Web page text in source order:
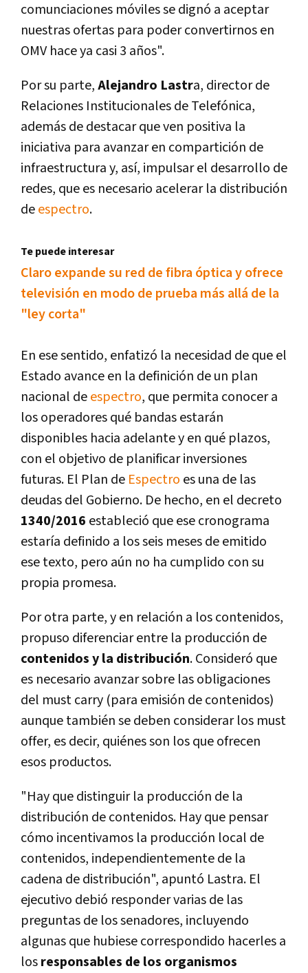
comunciaciones móviles se dignó a aceptar
nuestras ofertas para poder convertirnos en
OMV hace ya casi 3 años".
Por su parte,Alejandro Lastra, director de
Relaciones Institucionales de Telefónica,
además de destacar que ven positiva la
iniciativa para avanzar en compartición de
infraestructura y, así­, impulsar el desarrollo de
redes, que es necesario acelerar la distribución
deespectro.
Te puede interesar
Claro expande su red de fibra óptica y ofrece
televisión en modo de prueba más allá de la
"ley corta"
En ese sentido, enfatizó la necesidad de que el
Estado avance en la definición de un plan
nacional deespectro, que permita conocer a
los operadores qué bandas estarán
disponibles hacia adelante y en qué plazos,
con el objetivo de planificar inversiones
futuras. El Plan de Espectro es una de las
deudas del Gobierno. De hecho, en el decreto
1340/2016 estableció que ese cronograma
estarí­a definido a los seis meses de emitido
ese texto, pero aún no ha cumplido con su
propia promesa.
Por otra parte, y en relación a los contenidos,
propuso diferenciar entre la producción de
contenidos y la distribución. Consideró que
es necesario avanzar sobre las obligaciones
del must carry (para emisión de contenidos)
aunque también se deben considerar los must
offer, es decir, quiénes son los que ofrecen
esos productos.
"Hay que distinguir la producción de la
distribución de contenidos. Hay que pensar
cómo incentivamos la producción local de
contenidos, independientemente de la
cadena de distribución", apuntó Lastra. El
ejecutivo debió responder varias de las
preguntas de los senadores, incluyendo
algunas que hubiese correspondido hacerles a
losresponsables de los organismos